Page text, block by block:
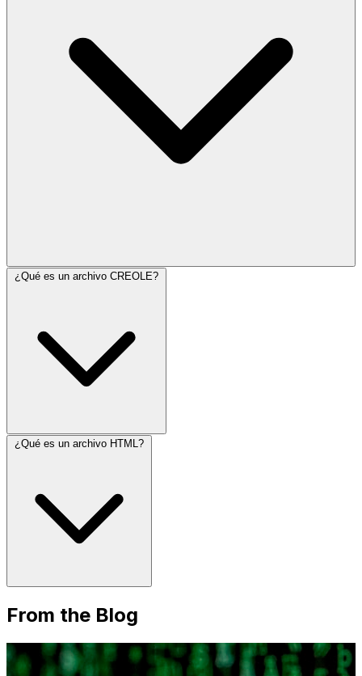
¿Qué es un archivo CREOLE?
¿Qué es un archivo HTML?
From the Blog